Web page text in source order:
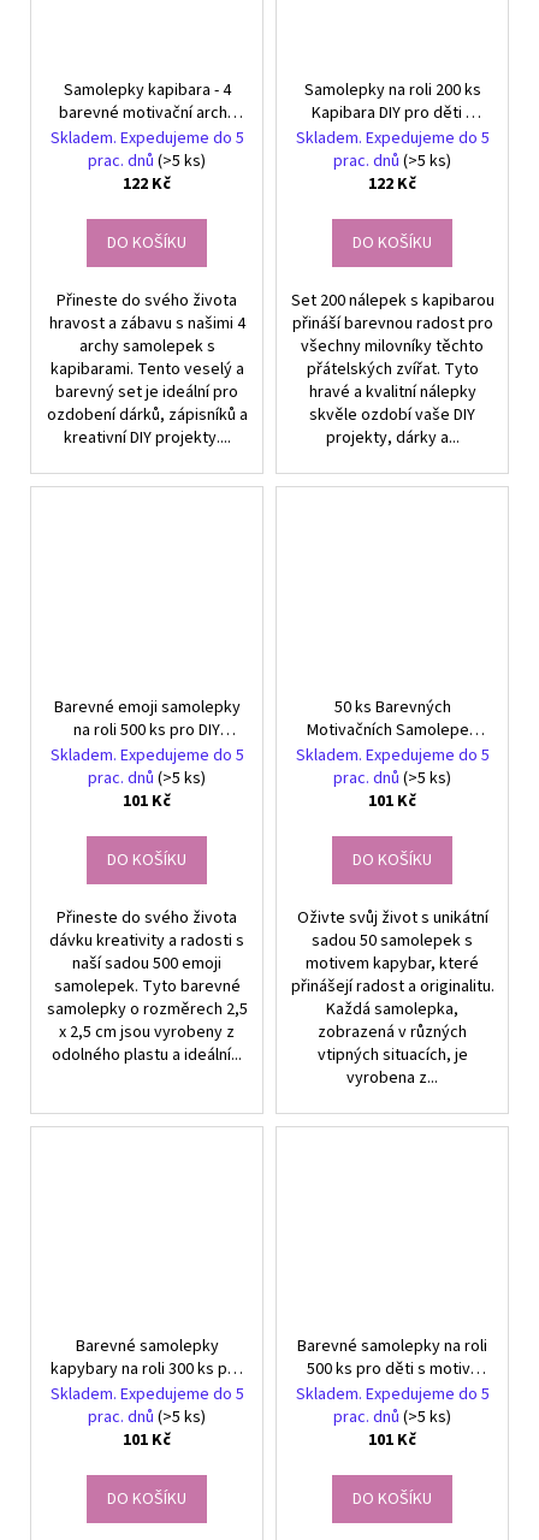
Samolepky kapibara - 4
barevné motivační archy
DIY pro děti
Skladem. Expedujeme do 5
prac. dnů (>5 ks)
122 Kč
DO KOŠÍKU
Přineste do svého života
hravost a zábavu s našimi 4
archy samolepek s
kapibarami. Tento veselý a
barevný set je ideální pro
ozdobení dárků, zápisníků a
kreativní DIY projekty....
Samolepky na roli 200 ks
Kapibara DIY pro děti s
kapibarou
Skladem. Expedujeme do 5
prac. dnů (>5 ks)
122 Kč
DO KOŠÍKU
Set 200 nálepek s kapibarou
přináší barevnou radost pro
všechny milovníky těchto
přátelských zvířat. Tyto
hravé a kvalitní nálepky
skvěle ozdobí vaše DIY
projekty, dárky a...
Barevné emoji samolepky
na roli 500 ks pro DIY
kreativní projekty dětí
Skladem. Expedujeme do 5
prac. dnů (>5 ks)
101 Kč
DO KOŠÍKU
Přineste do svého života
dávku kreativity a radosti s
naší sadou 500 emoji
samolepek. Tyto barevné
samolepky o rozměrech 2,5
x 2,5 cm jsou vyrobeny z
odolného plastu a ideální...
50 ks Barevných
Motivačních Samolepek
Kapybara pro Děti -
Kreativní DIY
Skladem. Expedujeme do 5
prac. dnů (>5 ks)
101 Kč
DO KOŠÍKU
Oživte svůj život s unikátní
sadou 50 samolepek s
motivem kapybar, které
přinášejí radost a originalitu.
Každá samolepka,
zobrazená v různých
vtipných situacích, je
vyrobena z...
Barevné samolepky
kapybary na roli 300 ks pro
děti kreativní DIY projekt
Skladem. Expedujeme do 5
prac. dnů (>5 ks)
101 Kč
DO KOŠÍKU
Barevné samolepky na roli
500 ks pro děti s motivy
zvířat DIY
Skladem. Expedujeme do 5
prac. dnů (>5 ks)
101 Kč
DO KOŠÍKU